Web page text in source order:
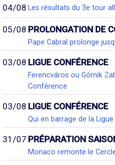
04/08
Les résultats du 3e tour
05/08 PROLONGATION DE
Pape Cabral prolonge
03/08 LIGUE CONFÉRENCE
Ferencváros ou Górnik
Conférence
03/08 LIGUE CONFÉRENCE
Qui en barrage de la
31/07 PRÉPARATION
Monaco remonte le